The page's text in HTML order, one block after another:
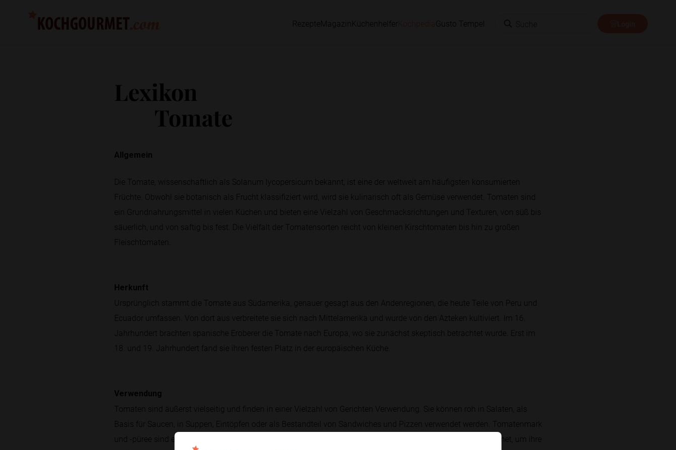
RezepteMagazin Küchenhelfer Gusto Tempel
Lexikon
Tomate
Allgemein
Die Tomate, wissenschaftlich als Solanum lycopersicum bekannt, ist eine der weltweit am häufigsten konsumierten
Früchte. Obwohl sie botanisch als Frucht klassifiziert wird, wird sie kulinarisch oft als Gemüse verwendet. Tomaten sind
ein Grundnahrungsmittel in vielen Küchen und bieten eine Vielzahl von Geschmacksrichtungen und Texturen, von süß bis
säuerlich, und von saftig bis fest. Die Vielfalt der Tomatensorten reicht von kleinen Kirschtomaten bis hin zu großen
Fleischtomaten.
Herkunft
Ursprünglich stammt die Tomate aus Südamerika, genauer gesagt aus den Andenregionen, die heute Teile von Peru und
Ecuador umfassen. Von dort aus verbreitete sie sich nach Mittelamerika und wurde von den Azteken kultiviert. Im 16.
Jahrhundert brachten spanische Eroberer die Tomate nach Europa, wo sie zunächst skeptisch betrachtet wurde. Erst im
18. und 19. Jahrhundert fand sie ihren festen Platz in der europäischen Küche.
Verwendung
Tomaten sind äußerst vielseitig und finden in einer Vielzahl von Gerichten Verwendung. Sie können roh in Salaten, als
Basis für Saucen, in Suppen, Eintöpfen oder als Bestandteil von Sandwiches und Pizzen verwendet werden. Tomatenmark
und -püree sind ebenfalls wichtige Zutaten in vielen Rezepten. Zudem werden sie oft eingemacht oder getrocknet, um ihre